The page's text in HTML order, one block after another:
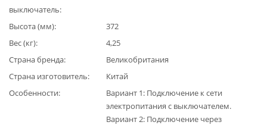
выключатель
Высота (мм)
372
Вес (кг)
4,25
Страна бренда
Великобритания
Страна изготовитель
Китай
Особенности
Вариант 1: Подключение к сети
электропитания с выключателем.
Вариант 2: Подключение через